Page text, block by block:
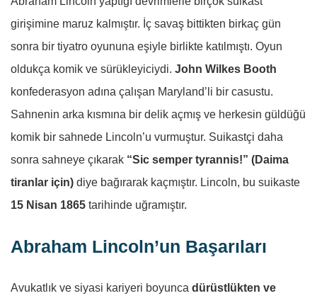
girişimine maruz kalmıştır. İç savaş bittikten birkaç gün
sonra bir tiyatro oyununa eşiyle birlikte katılmıştı. Oyun
oldukça komik ve sürükleyiciydi. John Wilkes Booth
konfederasyon adına çalışan Maryland’li bir casustu.
Sahnenin arka kısmına bir delik açmış ve herkesin güldüğü
komik bir sahnede Lincoln’u vurmuştur. Suikastçi daha
sonra sahneye çıkarak “Sic semper tyrannis!” (Daima
tiranlar için) diye bağırarak kaçmıştır. Lincoln, bu suikaste
15 Nisan 1865 tarihinde uğramıştır.
Abraham Lincoln’un Başarıları
Avukatlık ve siyasi kariyeri boyunca dürüstlükten ve